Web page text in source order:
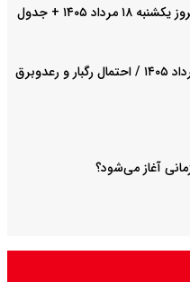
برنامه قطع برق کهگیلویه و بویراحمد امروز یکشنبه ۱۸ مرداد ۱۴۰۵ + جدول
وضعیت هوای کشور امروز یکشنبه ۱۸ مرداد ۱۴۰۵ / احتمال رگبار و رعدوبرق
آغاز می‌شود؟